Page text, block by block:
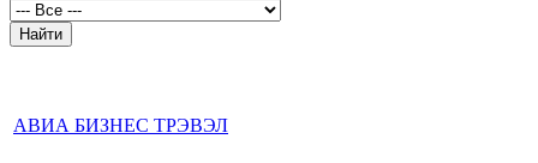
АВИА БИЗНЕС ТРЭВЭЛ